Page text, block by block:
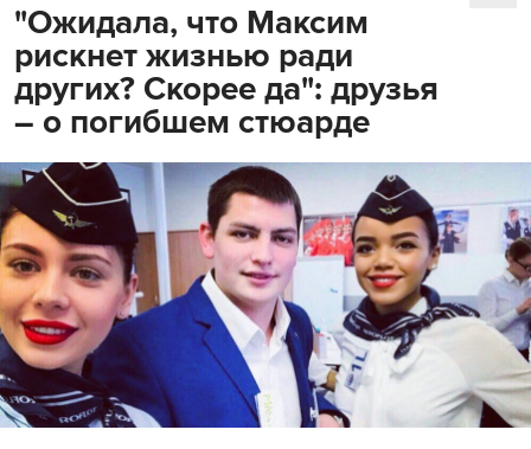
"Ожидала, что Максим
рискнет жизнью ради
других? Скорее да": друзья
– о погибшем стюарде